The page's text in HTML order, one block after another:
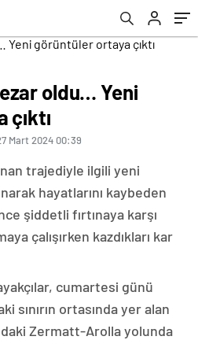
oldu… Yeni
Mart 2024 00:39
trajediyle ilgili yeni
hayatlarını kaybeden
şiddetli fırtınaya karşı
çalışırken kazdıkları kar
cumartesi günü
sınırın ortasında yer alan
Zermatt-Arolla yolunda